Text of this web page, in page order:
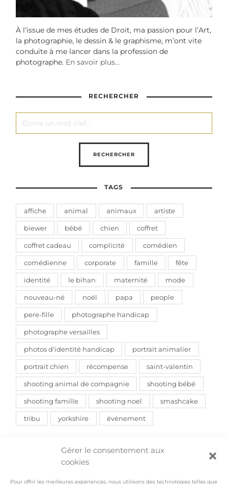
Gérer le consentement aux
cookies
Pour offrir les meilleures expériences, nous utilisons des technologies telles que
À l’issue de mes études de Droit, ma passion pour l’Art,
la photographie, le dessin & le graphisme, m’ont vite
conduite à me lancer dans la profession de
photographe. En savoir plus…
RECHERCHER
TAGS
affiche animal animaux artiste
biewer bébé chien coffret
coffret cadeau complicité comédien
comédienne corporate famille fête
identité le bihan maternité mode
nouveau-né noël papa people
pere-fille photographe handicap
photographe versailles
photos d'identité handicap portrait animalier
portrait chien récompense saint-valentin
shooting animal de compagnie shooting bébé
shooting famille shooting noel smashcake
tribu yorkshire évènement